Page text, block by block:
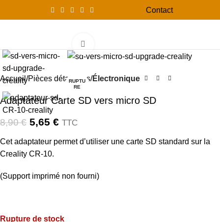
Contact
RUPTU
RE
Accueil Pièces détachées Électronique
Adaptateur Carte SD vers micro SD
8,90€ 5,65 € TTC
Cet adaptateur permet d’utiliser une carte SD standard sur la
Creality CR-10.
(Support imprimé non fourni)
Rupture de stock